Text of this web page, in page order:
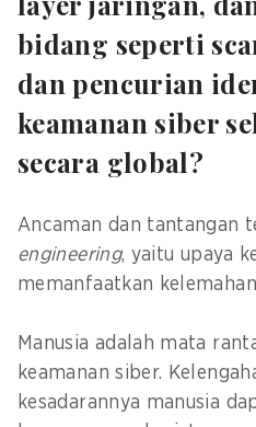
bidang seperti
dan pencurian
keamanan siber
secara global?
Ancaman dan tantangan
engineering, yaitu upaya
memanfaatkan
Manusia adalah mata
keamanan siber.
kesadarannya manusia